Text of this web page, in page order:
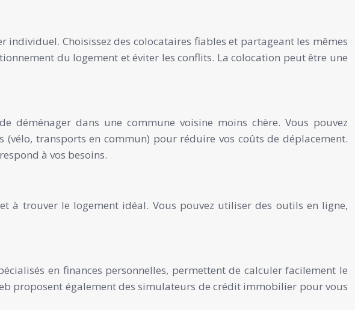
Choisissez des colocataires fiables et partageant les mêmes
du logement et éviter les conflits. La colocation peut être une
déménager dans une commune voisine moins chère. Vous pouvez
transports en commun) pour réduire vos coûts de déplacement.
à vos besoins.
à trouver le logement idéal. Vous pouvez utiliser des outils en ligne,
en finances personnelles, permettent de calculer facilement le
proposent également des simulateurs de crédit immobilier pour vous